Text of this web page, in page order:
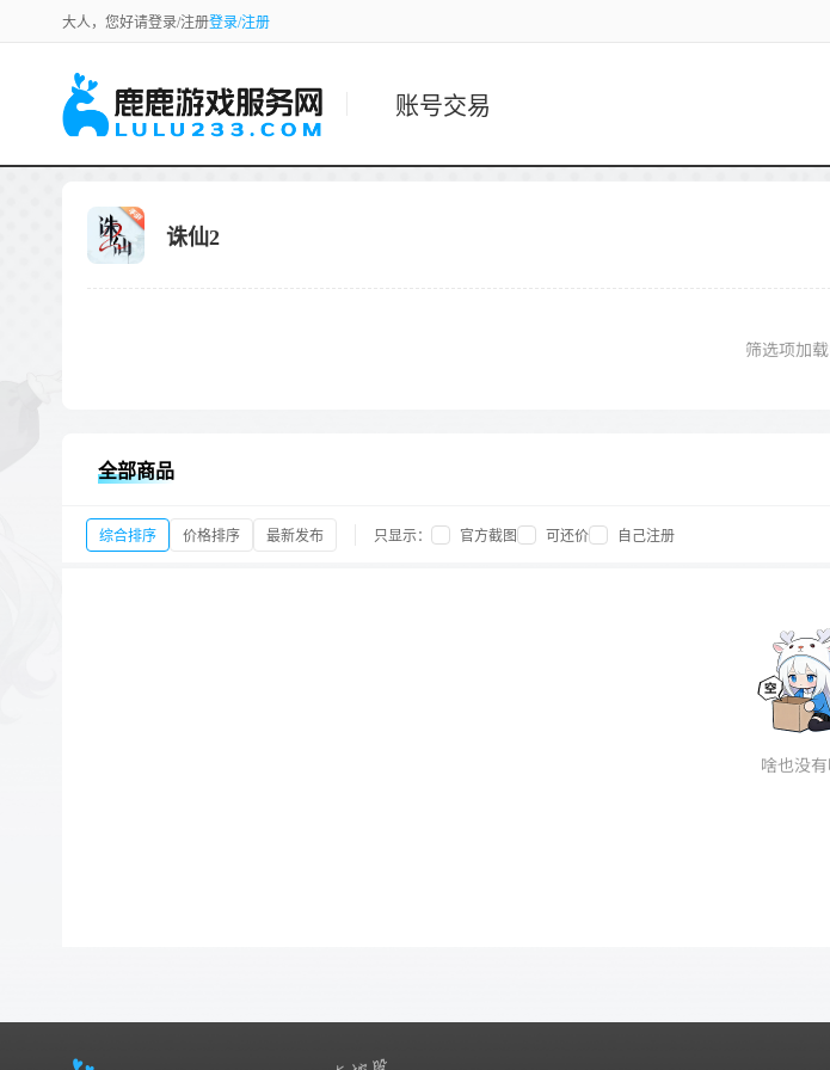
大人，您好请登录/注册登录/注册
账号交易
诛仙2
筛选项加
全部商品
综合排序 价格排序 最新发布 只显示： 官方截图 可还价 自己注册
啥也没